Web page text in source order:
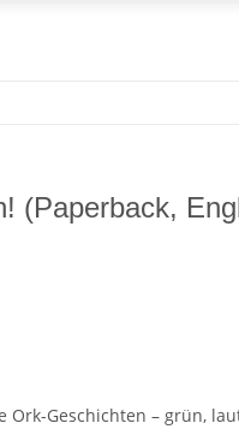
(Paperback,
Ork-Geschichten – grün,